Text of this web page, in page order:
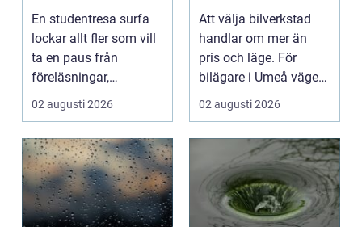
ultimata paus från
plugget
En studentresa surfa
lockar allt fler som vill
ta en paus från
föreläsningar,
tentaplugg och sena
02 augusti 2026
Att välja bilverkstad
handlar om mer än
pris och läge. För
bilägare i Umeå väger
trygghet, tillgängl...
02 augusti 2026